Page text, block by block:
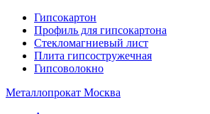
Гипсокартон
Профиль для гипсокартона
Стекломагниевый лист
Плита гипсостружечная
Гипсоволокно
Металлопрокат Москва